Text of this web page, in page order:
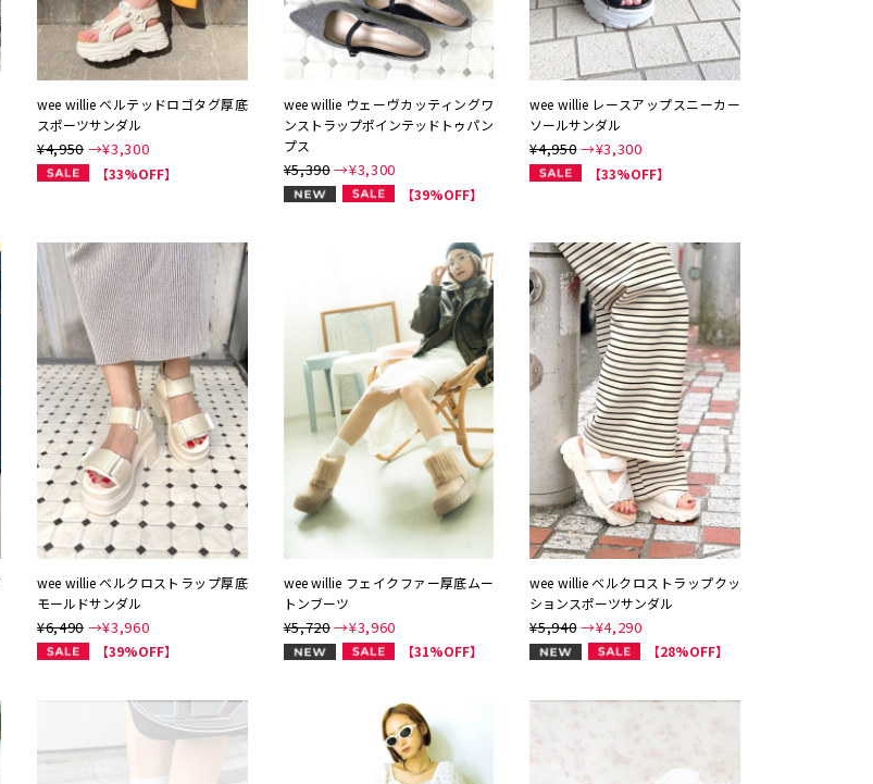
wee willie ベルテッドロゴタグ厚底
スポーツサンダル
¥4,950 →¥3,300
【33%OFF】
wee willie ウェーヴカッティングワ
ンストラップポインテッドトゥパン
プス
¥5,390→¥3,300
NEW 【39%OFF】
wee willie レースアップスニーカー
ソールサンダル
¥4,950→¥3,300
【33%OFF】
wee willie ベルクロストラップ厚底
モールドサンダル
¥6,490 →¥3,960
【39%OFF】
wee willie フェイクファー厚底ムー
トンブーツ
¥5,720→¥3,960
NEW 【31%OFF】
wee willie ベルクロストラップクッ
ションスポーツサンダル
¥5,940→¥4,290
NEW 【28%OFF】